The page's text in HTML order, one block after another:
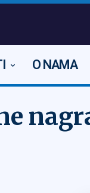
O NAMA